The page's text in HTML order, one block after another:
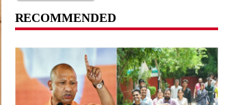
और कंपनियों पर गिरी गाज,
RECOMMENDED